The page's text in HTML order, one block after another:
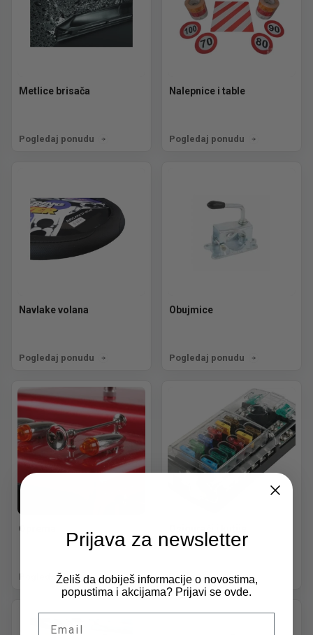
Metlice brisača
Pogledaj ponudu
Nalepnice i table
Pogledaj ponudu
Navlake volana
Pogledaj ponudu
Obujmice
Pogledaj ponudu
Oprema
Pogledaj ponudu Pogledaj ponudu
Prijava za newsletter
Želiš da dobiješ informacije o novostima,
popustima i akcijama? Prijavi se ovde.